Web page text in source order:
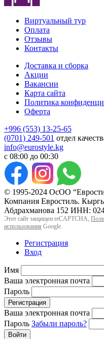
Виртуальный тур
Оплата
Отзывы
Контакты
Доставка и сборка
Акции
Вакансии
Карта сайта
Политика
Оферта
+996 (553) 13-25-65
(0701) 249-501 отдел
info@eurostyle.kg
с 08:00 до 00:30
© 1995-2024 ОсОО
Компания Евростиль.
Абдрахманова 152 ИНН:
Этот сайт защищен reCAPTCHA,
использования Google.
Регистрация
Вход
Имя
Ваша электронная почта
Пароль
Регистрация
Ваша электронная почта
Пароль Забыли пароль?
Войти